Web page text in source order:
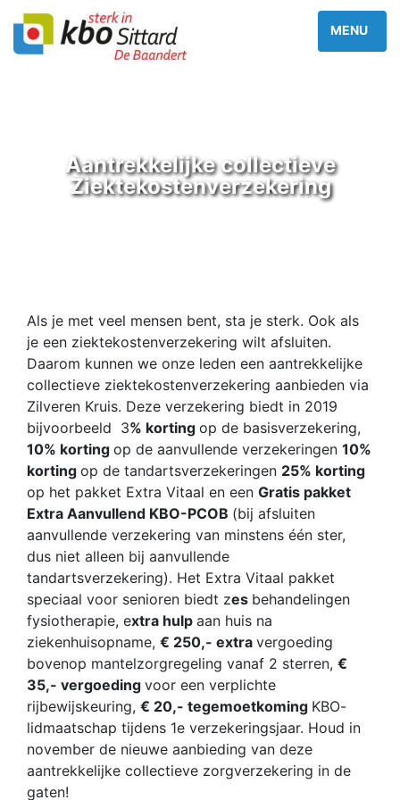
Aantrekkelijke collectieve
Ziektekostenverzekering
Als je met veel mensen bent, sta je sterk. Ook als
je een ziektekostenverzekering wilt afsluiten.
Daarom kunnen we onze leden een aantrekkelijke
collectieve ziektekostenverzekering aanbieden via
Zilveren Kruis. Deze verzekering biedt in 2019
bijvoorbeeld 3% korting op de basisverzekering,
10% korting op de aanvullende verzekeringen 10%
korting op de tandartsverzekeringen 25% korting
op het pakket Extra Vitaal en een Gratis pakket
Extra Aanvullend KBO-PCOB (bij afsluiten
aanvullende verzekering van minstens één ster,
dus niet alleen bij aanvullende
tandartsverzekering). Het Extra Vitaal pakket
speciaal voor senioren biedt zes behandelingen
fysiotherapie, extra hulp aan huis na
ziekenhuisopname, € 250,- extra vergoeding
bovenop mantelzorgregeling vanaf 2 sterren, €
35,- vergoeding voor een verplichte
rijbewijskeuring, € 20,- tegemoetkoming KBO-
lidmaatschap tijdens 1e verzekeringsjaar. Houd in
november de nieuwe aanbieding van deze
aantrekkelijke collectieve zorgverzekering in de
gaten!